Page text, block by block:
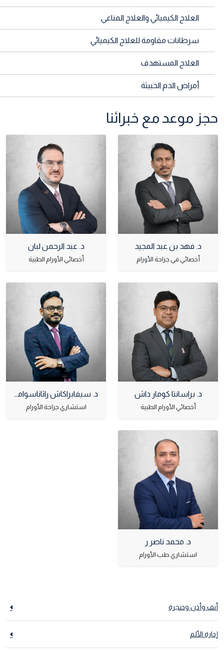
أنف وأذن وحنجرة
إدارة الألم
العلاج الكيميائي والعلاج المناعي
سرطانات مقاومة للعلاج الكيميائي
العلاج المستهدف
أمراض الدم الخبيثة
حجز موعد مع خبرائنا
د. فهد بن عبد المجيد
أخصائي في جراحة الأورام
د. عبد الرحمن لبان
أخصائي الأورام الطبية
د. براسانتا كومار داش
أخصائي الأورام الطبية
د. سيفابراكاش راثاناسوامي
استشاري جراحة الأورام
د. محمد ناصر ر
استشاري طب الأورام